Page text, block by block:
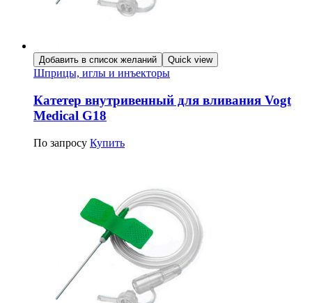
Добавить в список желаний Quick view
Шприцы, иглы и инъекторы
Катетер внутривенный для вливания Vogt
Medical G18
По запросу Купить